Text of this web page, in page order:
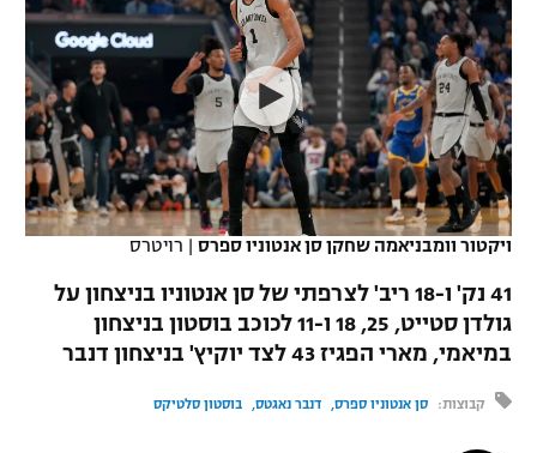
VOD
רץ ברשת
תוצאות
לוח שידורים
ברחבה
נבחרת ישראל
מכבי חיפה
בית"ר ירושלים
מכבי תל אביב
הפועל תל אביב
הפועל חיפה
ליגה ספרדית
ליגה איטלקית
ליגה צרפתית
ליגה הולנדית
ליגה טורקית
ליגה ברזילאית
כדורסל נשים
מכבי תל אביב
הפועל חולון
הפועל ירושלים
דני אבדיה
יורוליג
יורוקאפ
טניס
כדוריד
כדורעף
שחייה
ג'ודו
אגרוף
ספורט אולימפי
ויקטור וומבניאמה שחקן סן אנטוניו ספרס | רויטרס
41 נק' ו-18 ריב' לצרפתי של סן אנטוניו בניצחון על
גולדן סטייט, 25, 18 ו-11 לכוכב בוסטון בניצחון
במיאמי, מארי הפגיז 43 לצד יוקיץ' בניצחון דנבר
קבוצות: סן אנטוניו ספרס דנבר נאגטס בוסטון סלטיקס